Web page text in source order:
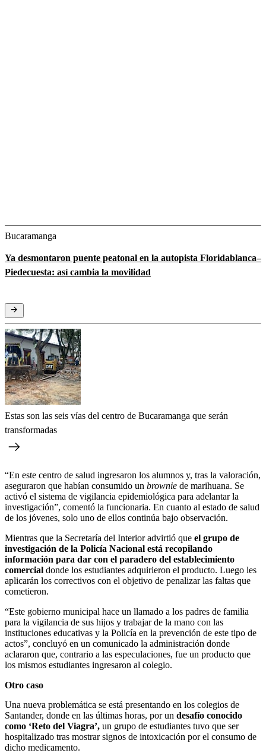
Bucaramanga
Ya desmontaron puente peatonal en la autopista Floridablanca–
Piedecuesta: así cambia la movilidad
Estas son las seis vías del centro de Bucaramanga que serán
transformadas
“En este centro de salud ingresaron los alumnos y, tras la valoración,
aseguraron que habían consumido un brownie de marihuana. Se
activó el sistema de vigilancia epidemiológica para adelantar la
investigación”, comentó la funcionaria. En cuanto al estado de salud
de los jóvenes, solo uno de ellos continúa bajo observación.
Mientras que la Secretaría del Interior advirtió que el grupo de
investigación de la Policía Nacional está recopilando
información para dar con el paradero del establecimiento
comercial donde los estudiantes adquirieron el producto. Luego les
aplicarán los correctivos con el objetivo de penalizar las faltas que
cometieron.
“Este gobierno municipal hace un llamado a los padres de familia
para la vigilancia de sus hijos y trabajar de la mano con las
instituciones educativas y la Policía en la prevención de este tipo de
actos”, concluyó en un comunicado la administración donde
aclararon que, contrario a las especulaciones, fue un producto que
los mismos estudiantes ingresaron al colegio.
Otro caso
Una nueva problemática se está presentando en los colegios de
Santander, donde en las últimas horas, por un desafío conocido
como ‘Reto del Viagra’, un grupo de estudiantes tuvo que ser
hospitalizado tras mostrar signos de intoxicación por el consumo de
dicho medicamento.